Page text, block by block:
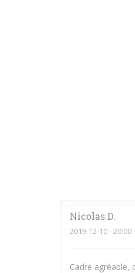
NicolasD
2019-12-10- 20:00
Cadre agréable,